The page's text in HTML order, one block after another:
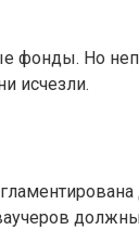
Но
исчезли.